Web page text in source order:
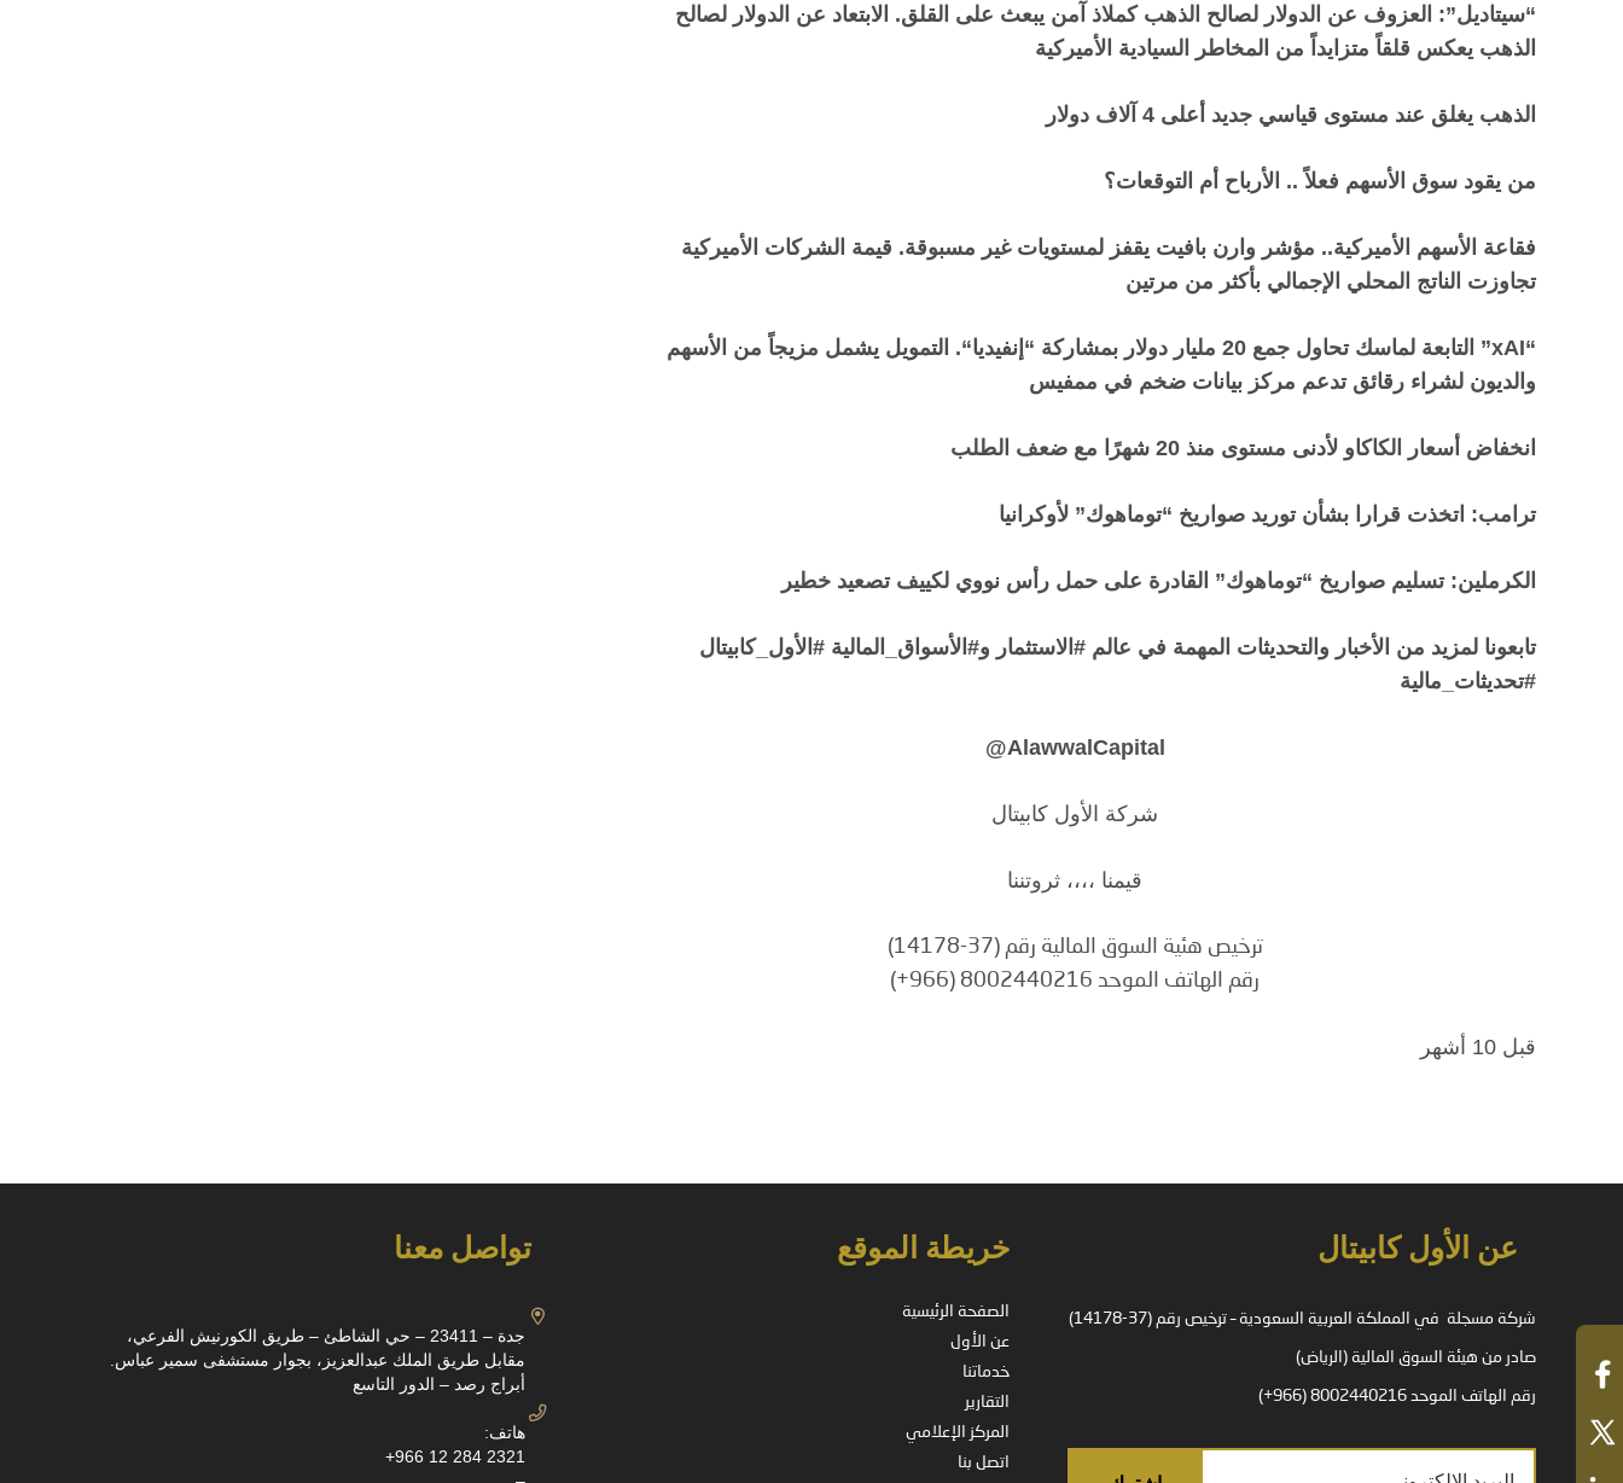
“سيتاديل”: العزوف عن الدولار لصالح الذهب كملاذ آمن يبعث على القلق. الابتعاد عن الدولار لصالح
الذهب يعكس قلقاً متزايداً من المخاطر السيادية الأميركية
الذهب يغلق عند مستوى قياسي جديد أعلى 4 آلاف دولار
من يقود سوق الأسهم فعلاً .. الأرباح أم التوقعات؟
فقاعة الأسهم الأميركية.. مؤشر وارن بافيت يقفز لمستويات غير مسبوقة. قيمة الشركات الأميركية
تجاوزت الناتج المحلي الإجمالي بأكثر من مرتين
“xAI” التابعة لماسك تحاول جمع 20 مليار دولار بمشاركة “إنفيديا “. التمويل يشمل مزيجاً من الأسهم
والديون لشراء رقائق تدعم مركز بيانات ضخم في ممفيس
انخفاض أسعار الكاكاو لأدنى مستوى منذ 20 شهرًا مع ضعف الطلب
ترامب: اتخذت قرارا بشأن توريد صواريخ “توماهوك” لأوكرانيا
الكرملين: تسليم صواريخ “توماهوك” القادرة على حمل رأس نووي لكييف تصعيد خطير
تابعونا لمزيد من الأخبار والتحديثات المهمة في عالم #الاستثمار و#الأسواق_المالية #الأول_كابيتال
#تحديثات_مالية
AlawwalCapital
@
شركة الأول كابيتال
قيمنا ،،،، ثروتننا
ترخيص هئية السوق المالية رقم (37-14178)
رقم الهاتف الموحد 8002440216 (966+)
قبل 10 أشهر
عن الأول كابيتال
شركة مسجلة في المملكة العربية السعودية – ترخيص رقم (37-14178)
صادر من هيئة السوق المالية (الرياض)
رقم الهاتف الموحد 8002440216 (966+)
خريطة الموقع
الصفحة الرئيسية
عن الأول
خدماتنا
التقارير
المركز الإعلامي
اتصل بنا
تواصل معنا
جدة – 23411 – حي الشاطئ – طريق الكورنيش الفرعي،
مقابل طريق الملك عبدالعزيز، بجوار مستشفى سمير عباس.
أبراج رصد – الدور التاسع
هاتف:
+966 12 284 2321